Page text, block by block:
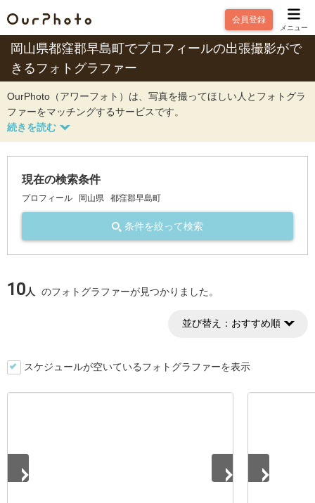
会員登録
メニュー
岡山県都窪郡早島町でプロフィールの出張撮影がで
きるフォトグラファー
OurPhoto（アワーフォト）は、写真を撮ってほしい人とフォトグラ
ファーをマッチングするサービスです。
現在の検索条件
プロフィール 岡山県 都窪郡早島町
条件を絞って検索
10人 のフォトグラファーが見つかりました。
並び替え： おすすめ順
スケジュールが空いているフォトグラファーを表示